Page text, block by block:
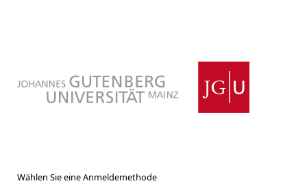
Wählen Sie eine Anmeldemethode